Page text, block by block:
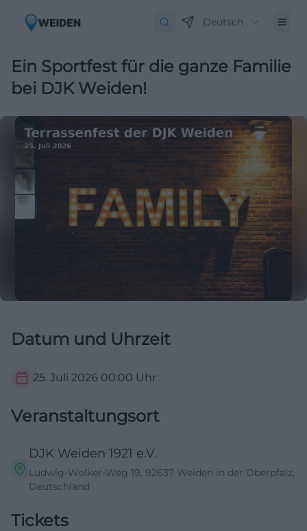
Deutsch
Ein Sportfest für die ganze Familie
bei DJK Weiden!
Datum und Uhrzeit
25. Juli 2026 00:00 Uhr
Veranstaltungsort
DJK Weiden 1921 e.V.
Ludwig-Wolker-Weg 19, 92637 Weiden in der Oberpfalz,
Deutschland
Tickets